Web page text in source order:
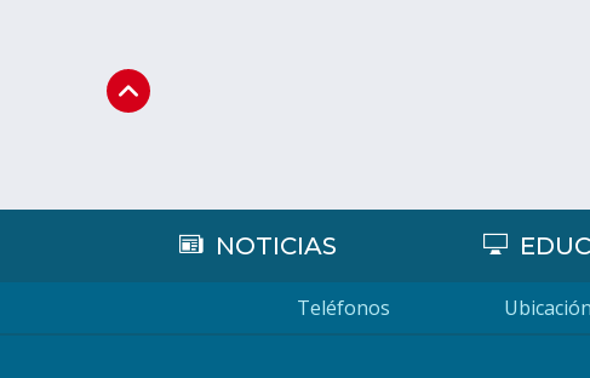
NOTICIAS
Teléfonos Ubicación